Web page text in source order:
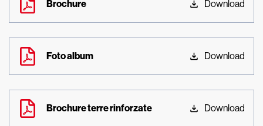
Brochure Download
Foto album Download
Brochure terre rinforzate Download